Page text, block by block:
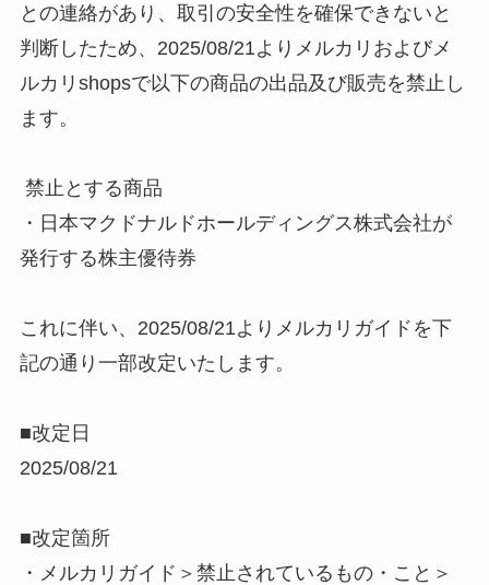
との連絡があり、取引の安全性を確保できないと
判断したため、2025/08/21よりメルカリおよびメ
ルカリshopsで以下の商品の出品及び販売を禁止し
ます。
禁止とする商品
・日本マクドナルドホールディングス株式会社が
発行する株主優待券
これに伴い、2025/08/21よりメルカリガイドを下
記の通り一部改定いたします。
■改定日
2025/08/21
■改定箇所
・メルカリガイド＞禁止されているもの・こと＞